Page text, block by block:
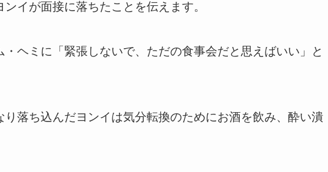
イが面接に落ちたことを伝えます。
ヘミに「緊張しないで、ただの食事会だと思えばいい」と
落ち込んだヨンイは気分転換のためにお酒を飲み、酔い潰